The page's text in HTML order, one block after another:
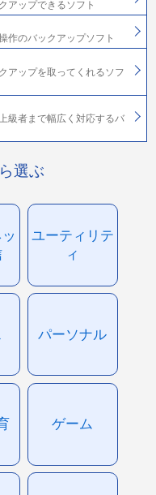
アップできるソフト
作のバックアップソフト
アップを取ってくれるソフ
級者まで幅広く対応するバ
選ぶ
ユーティリテ
ィ
パーソナル
ゲーム